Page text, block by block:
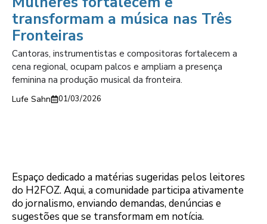
transformam a música nas Três
Fronteiras
Cantoras, instrumentistas e compositoras fortalecem a
cena regional, ocupam palcos e ampliam a presença
feminina na produção musical da fronteira.
Lufe Sahn 01/03/2026
Espaço dedicado a matérias sugeridas pelos leitores
do H2FOZ. Aqui, a comunidade participa ativamente
do jornalismo, enviando demandas, denúncias e
sugestões que se transformam em notícia.